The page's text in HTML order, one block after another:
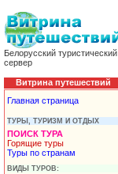
Белорусский туристический
сервер
Витрина путешествий
Главная страница
ТУРЫ, ТУРИЗМ И ОТДЫХ
ПОИСК ТУРА
Горящие туры
Туры по странам
ВИДЫ ТУРОВ: